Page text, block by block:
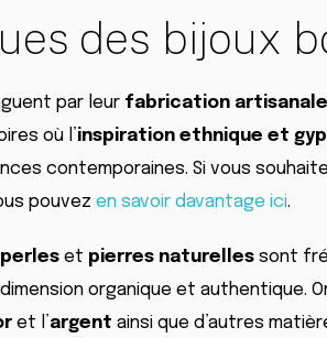
des bijoux
par leur fabrication artisanale
où l’inspiration ethnique et
contemporaines. Si vous
pouvez en savoir davantage ici.
perles et pierres naturelles sont
organique et authentique.
et l’argent ainsi que d’autres